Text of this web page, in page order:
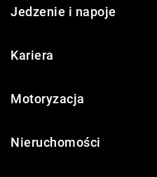
Jedzenie i napoje
Kariera
Motoryzacja
Nieruchomości